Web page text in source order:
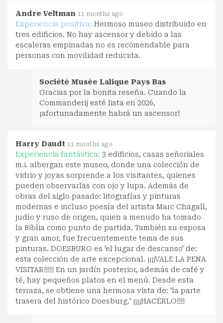
Andre Veltman 11 months ago
Experiencia positiva: Hermoso museo distribuido en
tres edificios. No hay ascensor y debido a las
escaleras empinadas no es recomendable para
personas con movilidad reducida.
Société Musée Lalique Pays Bas
Gracias por la bonita reseña. Cuando la
Commanderij esté lista en 2026,
¡afortunadamente habrá un ascensor!
Harry Daudt 11 months ago
Experiencia fantástica: 3 edificios, casas señoriales
m.i. albergan este museo, donde una colección de
vidrio y joyas sorprende a los visitantes, quienes
pueden observarlas con ojo y lupa. Además de
obras del siglo pasado: litografías y pinturas
modernas e incluso poesía del artista Marc Chagall,
judío y ruso de origen, quien a menudo ha tomado
la Biblia como punto de partida. También su esposa
y gran amor, fue frecuentemente tema de sus
pinturas. DOESBURG es 'el lugar de descanso' de:
esta colección de arte excepcional. ¡¡¡¡VALE LA PENA
VISITAR!!!!! En un jardín posterior, además de café y
té, hay pequeños platos en el menú. Desde esta
terraza, se obtiene una hermosa vista de: 'la parte
trasera del histórico Doesburg.' ¡¡¡¡HACERLO!!!!